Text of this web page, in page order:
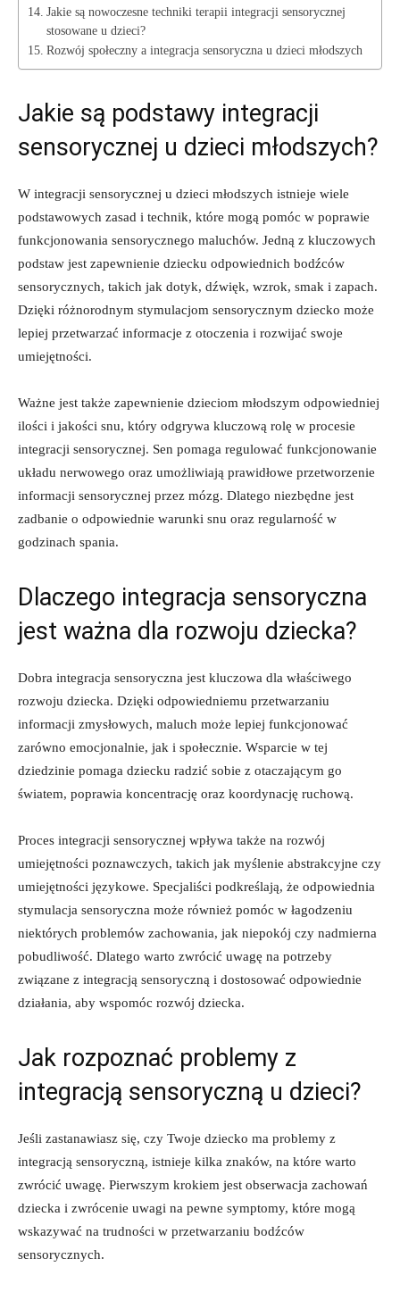
Jakie ‍są nowoczesne techniki terapii integracji sensorycznej
‌stosowane u ‌dzieci?
Rozwój społeczny a integracja sensoryczna u dzieci młodszych
Jakie są podstawy integracji
sensorycznej‌ u dzieci ‌młodszych?
W integracji‍ sensorycznej ⁢u dzieci młodszych⁤ istnieje wiele
podstawowych zasad ⁢i technik,‌ które ⁤mogą pomóc⁣ w poprawie
funkcjonowania sensorycznego maluchów.⁣ Jedną z⁤ kluczowych
podstaw jest zapewnienie dziecku ⁣odpowiednich bodźców
sensorycznych, takich⁢ jak dotyk, dźwięk, wzrok, ⁤smak i zapach.
Dzięki różnorodnym stymulacjom sensorycznym dziecko może
lepiej przetwarzać informacje z otoczenia i rozwijać ​swoje
⁤umiejętności.
Ważne jest także zapewnienie dzieciom młodszym odpowiedniej
ilości ‍i jakości⁢ snu, który odgrywa ‍kluczową⁣ rolę ‍w procesie⁢
integracji sensorycznej. Sen pomaga⁣ regulować funkcjonowanie
⁤układu nerwowego oraz umożliwiają prawidłowe przetworzenie
informacji sensorycznej przez ‍mózg. Dlatego niezbędne‌ jest
zadbanie⁣ o odpowiednie ​warunki ‍snu oraz regularność⁢ w
godzinach spania.
Dlaczego ⁣integracja​ sensoryczna
jest ważna dla ⁣rozwoju‍ dziecka?
Dobra integracja ⁤sensoryczna jest kluczowa dla ⁢właściwego
‌rozwoju dziecka. ‍Dzięki ⁤odpowiedniemu przetwarzaniu
informacji​ zmysłowych, maluch może lepiej funkcjonować‌
zarówno‍ emocjonalnie, jak i społecznie. Wsparcie w⁤ tej
dziedzinie pomaga ⁤dziecku radzić sobie z ⁣otaczającym go
światem, poprawia koncentrację ⁤oraz⁤ koordynację⁢ ruchową.
Proces integracji⁢ sensorycznej wpływa⁤ także‌ na rozwój
⁤umiejętności poznawczych, takich‌ jak ‌myślenie‍ abstrakcyjne czy
umiejętności językowe. ⁣Specjaliści​ podkreślają, ⁢że odpowiednia
stymulacja sensoryczna‍ może również ‍pomóc w‍ łagodzeniu
niektórych problemów zachowania, jak niepokój czy nadmierna
pobudliwość. ⁢Dlatego warto zwrócić ⁢uwagę na potrzeby⁤
związane z integracją ‍sensoryczną i dostosować odpowiednie
działania, ⁣aby wspomóc rozwój dziecka.
Jak rozpoznać problemy z‍
integracją sensoryczną u ⁣dzieci?
Jeśli zastanawiasz się, czy Twoje dziecko ma ‌problemy z
integracją sensoryczną,‍ istnieje kilka znaków, na które ⁣warto
zwrócić uwagę. Pierwszym krokiem jest obserwacja zachowań‍
dziecka i ‍zwrócenie uwagi na ​pewne symptomy, ⁣które‌ mogą
⁢wskazywać ‌na‍ trudności w⁢ przetwarzaniu bodźców
sensorycznych.